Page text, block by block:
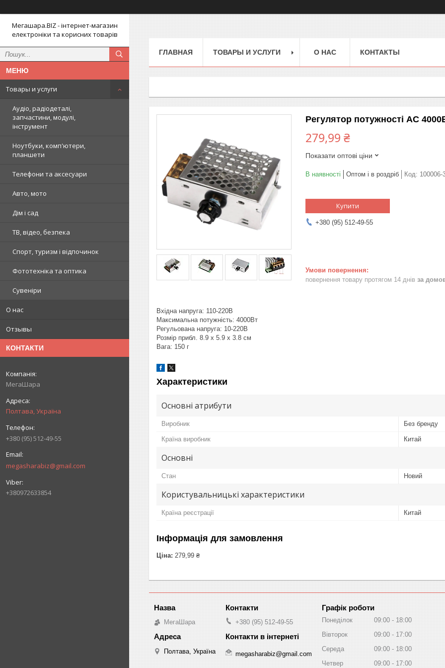
Мегашара.BIZ - інтернет-магазин
електроніки та корисних товарів
Товары и услуги
Аудіо, радіодеталі,
запчастини, модулі,
інструмент
Ноутбуки, комп'ютери,
планшети
Телефони та аксесуари
Авто, мото
Дім і сад
ТВ, відео, безпека
Спорт, туризм і відпочинок
Фототехніка та оптика
Сувеніри
О нас
Отзывы
КОНТАКТИ
МегаШара
Полтава, Україна
+380 (95) 512-49-55
megasharabiz@gmail.com
+380972633854
ГЛАВНАЯ ТОВАРЫ И УСЛУГИ О НАС КОНТАКТЫ
Регулятор потужності AC
279,99 ₴
Показати оптові ціни
В наявності Оптом і в роздріб Код: 100006-
Купити
+380 (95) 512-49-55
повернення товару протягом 14 днів за
Вхідна напруга: 110-220В
Максимальна потужність: 4000Вт
Регульована напруга: 10-220В
Розмір прибл. 8.9 x 5.9 x 3.8 см
Вага: 150 г
Характеристики
Основні атрибути
Виробник Без бренду
Країна виробник Китай
Основні
Стан Новий
Користувальницькі характеристики
Країна реєстрації Китай
Інформація для замовлення
Ціна: 279,99 ₴
МегаШара
Полтава, Україна
+380 (95) 512-49-55
megasharabiz@gmail.com
Графік роботи
Понеділок 09:00
18:00
Вівторок
09:00
17:00
Середа
09:00
18:00
Четвер
09:00 17:00